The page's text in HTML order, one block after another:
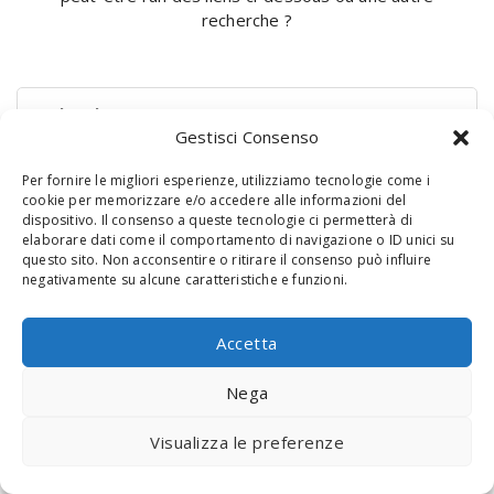
Gestisci Consenso
Per fornire le migliori esperienze, utilizziamo tecnologie come i
cookie per memorizzare e/o accedere alle informazioni del
dispositivo. Il consenso a queste tecnologie ci permetterà di
elaborare dati come il comportamento di navigazione o ID unici su
questo sito. Non acconsentire o ritirare il consenso può influire
negativamente su alcune caratteristiche e funzioni.
Accetta
Nega
Visualizza le preferenze
recherche ?
© 2020 Digital Touch Menu. Menu realizzato daInteractive
Minds